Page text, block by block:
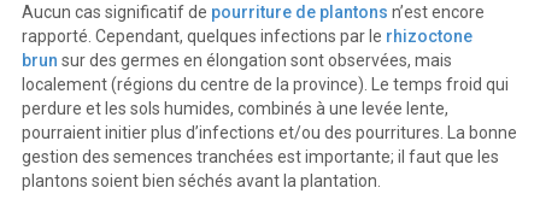
Aucun cas significatif de pourriture de plantons n’est encore
rapporté. Cependant, quelques infections par le rhizoctone
brun sur des germes en élongation sont observées, mais
localement (régions du centre de la province). Le temps froid qui
perdure et les sols humides, combinés à une levée lente,
pourraient initier plus d’infections et/ou des pourritures. La bonne
gestion des semences tranchées est importante; il faut que les
plantons soient bien séchés avant la plantation.